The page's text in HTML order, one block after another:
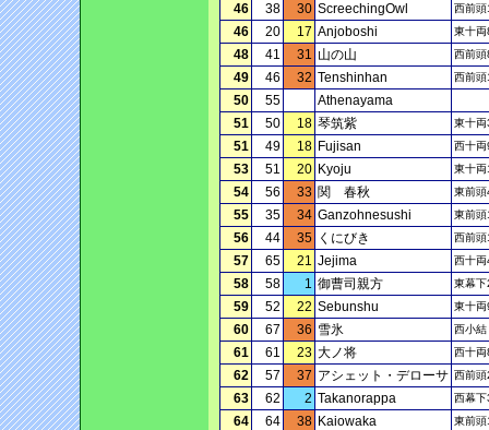
46 38 30 ScreechingOwl 西前
46 20 17 Anjoboshi 東十両
48 41 31 山の山 西前頭
49 46 32 Tenshinhan 西前
50 55
Athenayama
51
50 18 琴筑紫 東十両
51 49 18 Fujisan 西十両
53 51 20 Kyoju 東十
54 56 33 関 春秋 東前頭
55 35 34 Ganzohnesushi 東前
56 44 35 くにびき 西前
57 65 21 Jejima 西十両
58 58 1 御曹司親方 東幕下
59 52 22 Sebunshu 東十両
60 67 36 雪氷 西小結
61 61 23 大ノ将 西十両
62 57 37 アシェット・デローサ 西前頭
63 62 2 Takanorappa 西幕下
64 64 38 Kaiowaka 東前